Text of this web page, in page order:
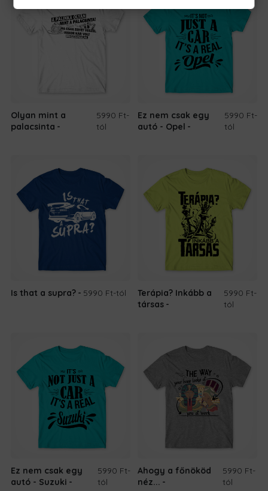
Olyan mint a
palacsinta
5990 Ft-
tól
Ez nem csak egy
autó - Opel
5990 Ft-
tól
Is that a supra? 5990 Ft-tól
Terápia? Inkább a
társas
5990 Ft-
tól
Ez nem csak egy
autó - Suzuki
5990 Ft-
tól
Ahogy a főnököd
néz...
5990 Ft-
tól